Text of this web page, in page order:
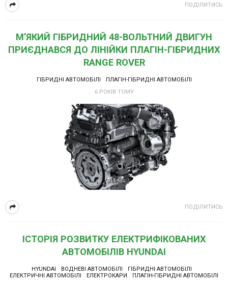
ПОДІЛИТИСЬ
М’ЯКИЙ ГІБРИДНИЙ 48-ВОЛЬТНИЙ ДВИГУН
ПРИЄДНАВСЯ ДО ЛІНІЙКИ ПЛАГІН-ГІБРИДНИХ
RANGE ROVER
ГІБРИДНІ АВТОМОБІЛІ
ПЛАГІН-ГІБРИДНІ АВТОМОБІЛІ
6 РОКІВ ТОМУ
ПОДІЛИТИСЬ
ІСТОРІЯ РОЗВИТКУ ЕЛЕКТРИФІКОВАНИХ
АВТОМОБІЛІВ HYUNDAI
HYUNDAI ВОДНЕВІ АВТОМОБІЛІ
ГІБРИДНІ АВТОМОБІЛІ
ЕЛЕКТРИЧНІ АВТОМОБІЛІ
ЕЛЕКТРОКАРИ
ПЛАГІН-ГІБРИДНІ АВТОМОБІЛІ